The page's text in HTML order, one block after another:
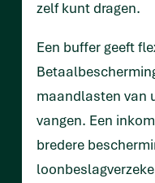
zelf kunt dragen.
Een buffer geeft
maandlasten van
vangen. Een
bredere